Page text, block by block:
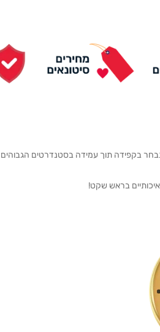
בקפידה תוך עמידה בסטנדרטים הגבוהים
בראש שקט!